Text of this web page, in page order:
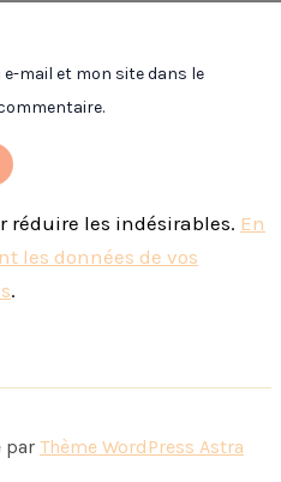
mail et mon site dans le
réduire les indésirables. En
les données de vos
.
par Thème WordPress Astra